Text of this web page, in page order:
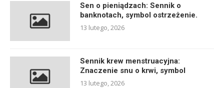
Sen o pieniądzach: Sennik o
banknotach, symbol ostrzeżenie.
13 lutego, 2026
Sennik krew menstruacyjna:
Znaczenie snu o krwi, symbol
13 lutego, 2026